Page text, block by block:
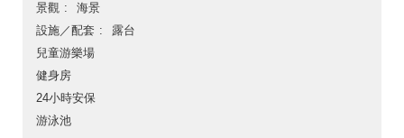
景觀
海景
設施／配套
露台
兒童游樂場
健身房
24小時安保
游泳池